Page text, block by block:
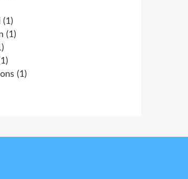
(1)
(1)
(1)